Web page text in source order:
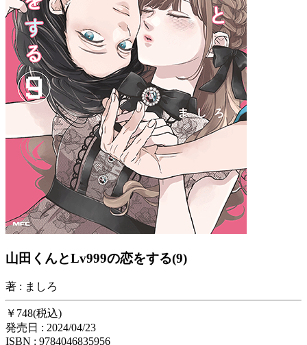
山田くんとLv999の恋をする(9)
著 : ましろ
￥748(税込)
発売日 : 2024/04/23
ISBN : 9784046835956